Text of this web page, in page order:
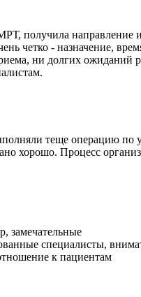
получила направление
четко - назначение,
ни долгих ожиданий
теще операцию по
хорошо. Процесс
замечательные
специалисты,
к пациентам